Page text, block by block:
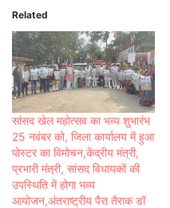
Related
सांसद खेल महोत्सव का भव्य शुभारंभ
25 नवंबर को, जिला कार्यालय में हुआ
पोस्टर का विमोचन,केंद्रीय मंत्री,
प्रभारी मंत्री, सांसद विधायकों की
उपस्थिति में होगा भव्य
आयोजन,अंतराष्ट्रीय पैरा तैराक डॉ